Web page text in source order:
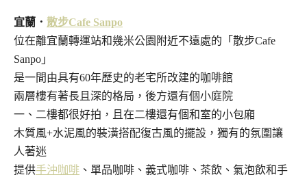
宜蘭． 散步Cafe Sanpo
位在離宜蘭轉運站和幾米公園附近不遠處的「散步Cafe
Sanpo」
是一間由具有60年歷史的老宅所改建的咖啡館
兩層樓有著長且深的格局，後方還有個小庭院
一、二樓都很好拍，且在二樓還有個和室的小包廂
木質風+水泥風的裝潢搭配復古風的擺設，獨有的氛圍讓
人著迷
提供手沖咖啡 、單品咖啡、義式咖啡、茶飲、氣泡飲和手